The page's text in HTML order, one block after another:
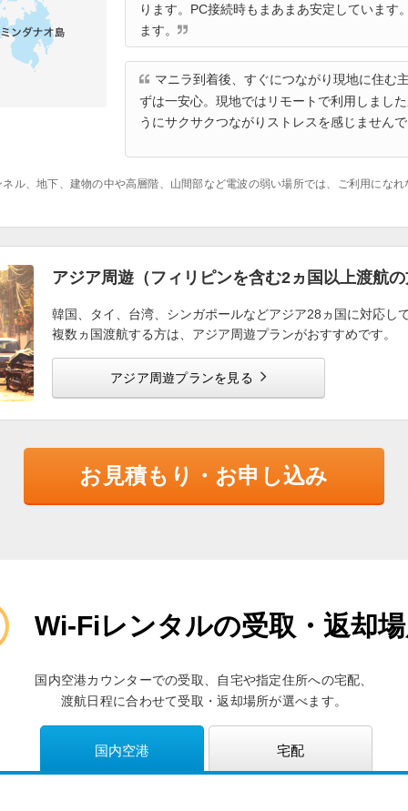
ります。PC接続時もまあまあ安定しています
ます。
マニラ到着後、すぐにつながり現地に住む
ずは一安心。現地ではリモートで利用しまし
うにサクサクつながりストレスを感じませんで
ル、地下、建物の中や高層階、山間部など電波の弱い場所では、ご利用にな
アジア周遊（フィリピンを含む2ヵ国以上渡航の
韓国、タイ、台湾、シンガポールなどアジア28ヵ国に対応して
複数ヵ国渡航する方は、アジア周遊プランがおすすめです。
アジア周遊プランを見る
お見積もり・お申し込み
Wi-Fiレンタルの受取・返却
国内空港カウンターでの受取、自宅や指定住所への宅配、
渡航日程に合わせて受取・返却場所が選べます。
国内空港 宅配